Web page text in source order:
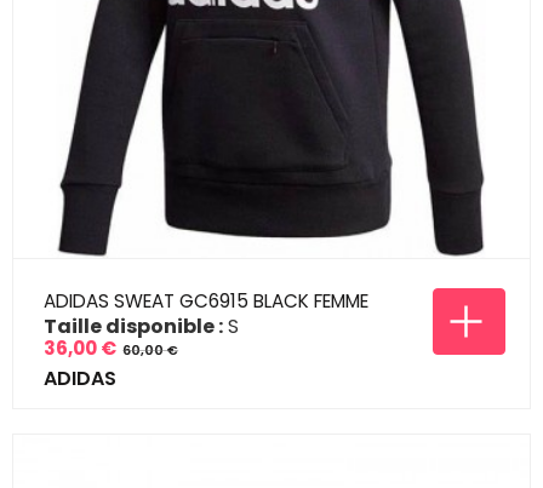
ADIDAS SWEAT GC6915 BLACK FEMME
Prix
36,00 €
Prix
de
60,00 €
Taille disponible :S
ADIDAS